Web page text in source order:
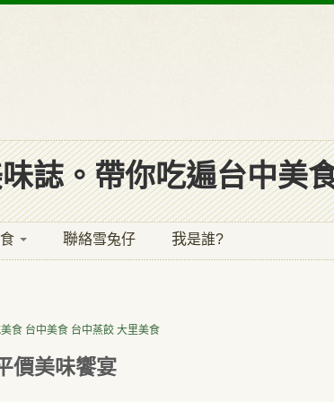
誌。帶你吃遍台中美
聯絡雪兔仔 我是誰?
食 台中美食 台中蒸餃大里美食
價美味饗宴